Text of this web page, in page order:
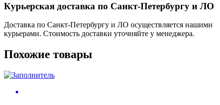
Курьерская доставка по Санкт-Петербургу и ЛО
Доставка по Санкт-Петербургу и ЛО осуществляется нашими
курьерами. Стоимость доставки уточняйте у менеджера.
Похожие товары